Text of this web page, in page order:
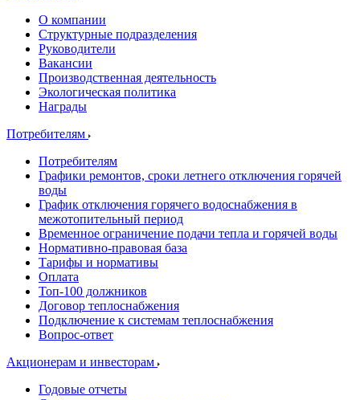
О компании
Структурные подразделения
Руководители
Вакансии
Производственная деятельность
Экологическая политика
Награды
Потребителям
Потребителям
Графики ремонтов, сроки летнего отключения горячей
воды
График отключения горячего водоснабжения в
межотопительный период
Временное ограничение подачи тепла и горячей воды
Нормативно-правовая база
Тарифы и нормативы
Оплата
Топ-100 должников
Договор теплоснабжения
Подключение к системам теплоснабжения
Вопрос-ответ
Акционерам и инвесторам
Годовые отчеты